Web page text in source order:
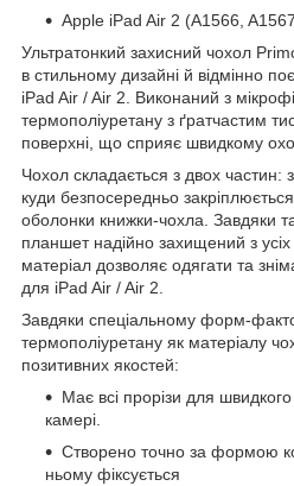
Apple iPad Air 2 (A1566,
Ультратонкий захисний чохол
в стильному дизайні й відмінно
iPad Air / Air 2. Виконаний з
термополіуретану з ґратчастим
поверхні, що сприяє швидкому
Чохол складається з двох
куди безпосередньо
оболонки книжки-чохла. Завдяки
планшет надійно захищений з усіх
матеріал дозволяє одягати та
для iPad Air / Air 2.
Завдяки спеціальному форм-
термополіуретану як матеріалу
позитивних якостей:
Має всі прорізи для швидкого
камері.
Створено точно за формою
ньому фіксується